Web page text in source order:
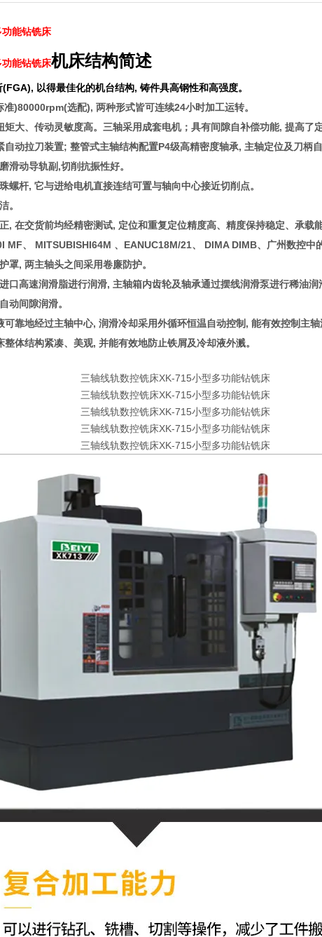
能钻铣床
能钻铣床机床结构简述
以得最佳化的机台结构, 铸件具高钢性和高强度。
)80000rpm(选配), 两种形式皆可连续24小时加工运转。
大、传动灵敏度高。三轴采用成套电机；具有间隙自补偿功能, 提高了定
动拉刀装置; 整管式主轴结构配置P4级高精密度轴承, 主轴定位及刀柄自
滑动导轨副,切削抗振性好。
螺杆, 它与进给电机直接连结可置与轴向中心接近切削点。
。
, 在交货前均经精密测试, 定位和重复定位精度高、精度保持稳定、承载
MF、 MITSUBISHI64M 、EANUC18M/21、 DIMA DIMB、广州数控中
罩, 两主轴头之间采用卷廉防护。
口高速润滑脂进行润滑, 主轴箱内齿轮及轴承通过摆线润滑泵进行稀油
动间隙润滑。
靠地经过主轴中心, 润滑冷却采用外循环恒温自动控制, 能有效控制主轴
体结构紧凑、美观, 并能有效地防止铁屑及冷却液外溅。